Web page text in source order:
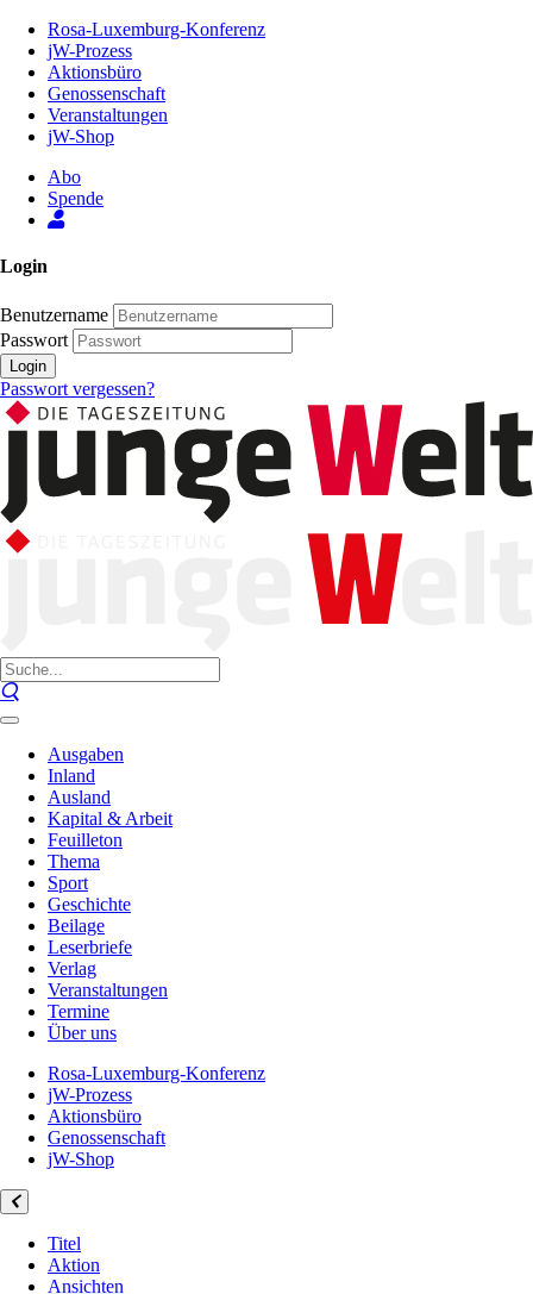
Inhalt
Seite
Rosa-Luxemburg-Konferenz
jW-Prozess
Aktionsbüro
Genossenschaft
Veranstaltungen
jW-Shop
Abo
Spende
Login
Benutzername
Passwort
Login
Passwort vergessen?
Ausgaben
Inland
Ausland
Kapital & Arbeit
Feuilleton
Thema
Sport
Geschichte
Beilage
Leserbriefe
Verlag
Veranstaltungen
Termine
Über uns
Rosa-Luxemburg-Konferenz
jW-Prozess
Aktionsbüro
Genossenschaft
jW-Shop
Titel
Aktion
Ansichten